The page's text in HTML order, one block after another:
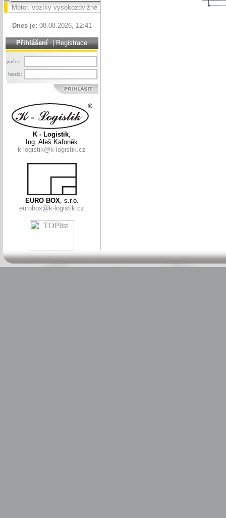
Motor. vozíky vysokozdvižné
Dnes je: 08.08.2026, 12:41
Přihlášení |Registrace
jméno:
heslo:
K - Logistik,
Ing. Aleš Kafoněk
k-logistik@k-logistik.cz
EURO BOX, s.r.o.
eurobox@k-logistik.cz